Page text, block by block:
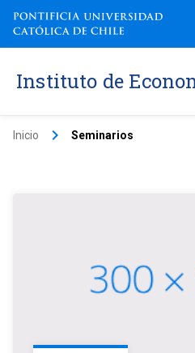
Instituto de
Inicio keyboard_arrow_right Seminarios